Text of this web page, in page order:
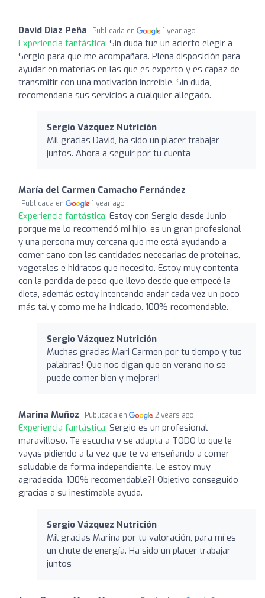
David Díaz Peña Publicada en 1 year ago
Experiencia fantástica: Sin duda fue un acierto elegir a
Sergio para que me acompañara. Plena disposición para
ayudar en materias en las que es experto y es capaz de
transmitir con una motivación increíble. Sin duda,
recomendaría sus servicios a cualquier allegado.
Sergio Vázquez Nutrición
Mil gracias David, ha sido un placer trabajar
juntos. Ahora a seguir por tu cuenta
María del Carmen Camacho Fernández
Publicada en 1 year ago
Experiencia fantástica: Estoy con Sergio desde Junio
porque me lo recomendó mi hijo, es un gran profesional
y una persona muy cercana que me está ayudando a
comer sano con las cantidades necesarias de proteínas,
vegetales e hidratos que necesito. Estoy muy contenta
con la perdida de peso que llevo desde que empecé la
dieta, además estoy intentando andar cada vez un poco
más tal y como me ha indicado. 100% recomendable.
Sergio Vázquez Nutrición
Muchas gracias Mari Carmen por tu tiempo y tus
palabras! Que nos digan que en verano no se
puede comer bien y mejorar!
Marina Muñoz Publicada en 2 years ago
Experiencia fantástica: Sergio es un profesional
maravilloso. Te escucha y se adapta a TODO lo que le
vayas pidiendo a la vez que te va enseñando a comer
saludable de forma independiente. Le estoy muy
agradecida. 100% recomendable?! Objetivo conseguido
gracias a su inestimable ayuda.
Sergio Vázquez Nutrición
Mil gracias Marina por tu valoración, para mí es
un chute de energía. Ha sido un placer trabajar
juntos